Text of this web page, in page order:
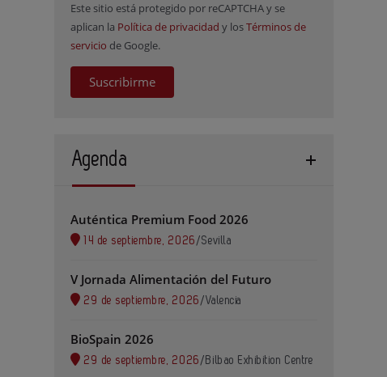
Este sitio está protegido por reCAPTCHA y se
aplican la Política de privacidad y losTérminos de
servicio de Google.
Suscribirme
Agenda
Auténtica Premium Food 2026
14 de septiembre, 2026 /Sevilla
V Jornada Alimentación del Futuro
29 de septiembre, 2026 /Valencia
BioSpain 2026
29 de septiembre, 2026 / Bilbao Exhibition Centre